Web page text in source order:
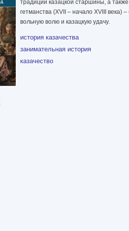
традиции казацкой старшины, а
гетманства (XVII – начало XVIII века)
вольную волю и казацкую удачу.
история казачества
занимательная история
казачество